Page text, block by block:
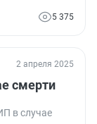
5 375
2 апреля 2025
смерти
в случае